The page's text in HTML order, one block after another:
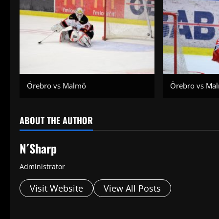
Örebro vs Malmö Örebro vs
ABOUT THE AUTHOR
N´Sharp
Administrator
Visit Website View All Posts